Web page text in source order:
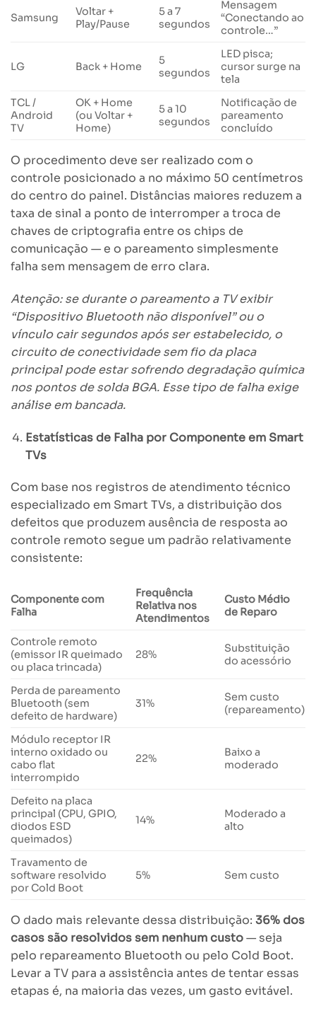
Samsung
Voltar +
Play/Pause
5 a 7
segundos
Mensagem
“Conectando ao
controle…”
LG Back + Home
5
segundos
LED pisca;
cursor surge na
tela
TCL /
Android
TV
OK + Home
(ou Voltar +
Home)
5 a 10
segundos
Notificação de
pareamento
concluído
O procedimento deve ser realizado com o
controle posicionado a no máximo 50 centímetros
do centro do painel. Distâncias maiores reduzem a
taxa de sinal a ponto de interromper a troca de
chaves de criptografia entre os chips de
comunicação — e o pareamento simplesmente
falha sem mensagem de erro clara.
Atenção: se durante o pareamento a TV exibir
“Dispositivo Bluetooth não disponível” ou o
vínculo cair segundos após ser estabelecido, o
circuito de conectividade sem fio da placa
principal pode estar sofrendo degradação química
nos pontos de solda BGA. Esse tipo de falha exige
análise em bancada.
Estatísticas de Falha por Componente em Smart
TVs
Com base nos registros de atendimento técnico
especializado em Smart TVs, a distribuição dos
defeitos que produzem ausência de resposta ao
controle remoto segue um padrão relativamente
consistente:
Componente com
Falha
Frequência
Relativa nos
Atendimentos
Custo Médio
de Reparo
Controle remoto
(emissor IR queimado
ou placa trincada)
28%
Substituição
do acessório
Perda de pareamento
Bluetooth (sem
defeito de hardware)
31%
Sem custo
(repareamento)
Módulo receptor IR
interno oxidado ou
cabo flat
interrompido
22%
Baixo a
moderado
Defeito na placa
principal (CPU, GPIO,
diodos ESD
queimados)
14%
Moderado a
alto
Travamento de
software resolvido
por Cold Boot
5% Sem custo
O dado mais relevante dessa distribuição: 36% dos
casos são resolvidos sem nenhum custo— seja
pelo repareamento Bluetooth ou pelo Cold Boot.
Levar a TV para a assistência antes de tentar essas
etapas é, na maioria das vezes, um gasto evitável.